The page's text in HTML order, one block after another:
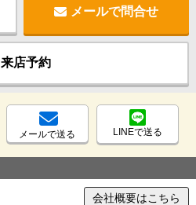
メールで問合せ
来店予約
メールで送る LINEで送る
会社概要はこちら